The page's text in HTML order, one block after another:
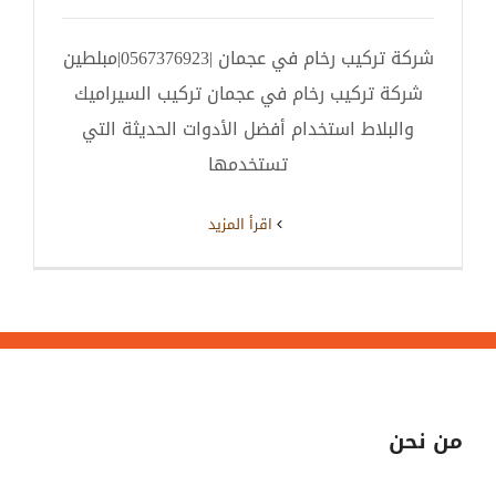
شركة تركيب رخام في عجمان |0567376923|مبلطين
شركة تركيب رخام في عجمان تركيب السيراميك
والبلاط استخدام أفضل الأدوات الحديثة التي
تستخدمها
من نحن